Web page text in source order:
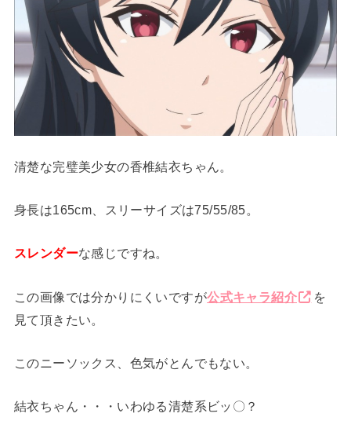
清楚な完璧美少女の香椎結衣ちゃん。
身長は165cm、スリーサイズは75/55/85。
スレンダーな感じですね。
この画像では分かりにくいですが公式キャラ紹介
を
見て頂きたい。
このニーソックス、色気がとんでもない。
結衣ちゃん・・・いわゆる清楚系ビッ〇？